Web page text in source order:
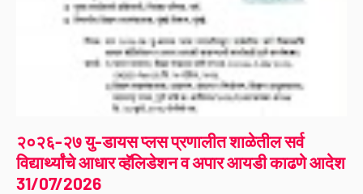
२०२६-२७ यु-डायस प्लस प्रणालीत शाळेतील सर्व
विद्यार्थ्यांचे आधार व्हॅलिडेशन व अपार आयडी काढणे आदेश
31/07/2026